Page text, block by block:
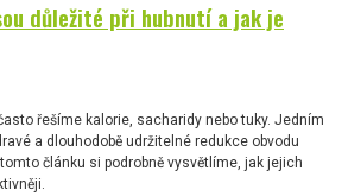
důležité při hubnutí a jak je
řešíme kalorie, sacharidy nebo tuky. Jedním
a dlouhodobě udržitelné redukce obvodu
článku si podrobně vysvětlíme, jak jejich